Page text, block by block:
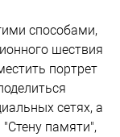
способами,
шествия
портрет
сетях, а
памяти",